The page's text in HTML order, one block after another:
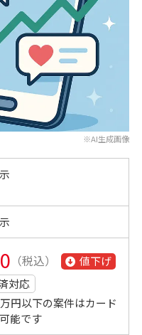
※AI生成画像
（税込）
値下げ
対応
円以下の案件はカード
能です